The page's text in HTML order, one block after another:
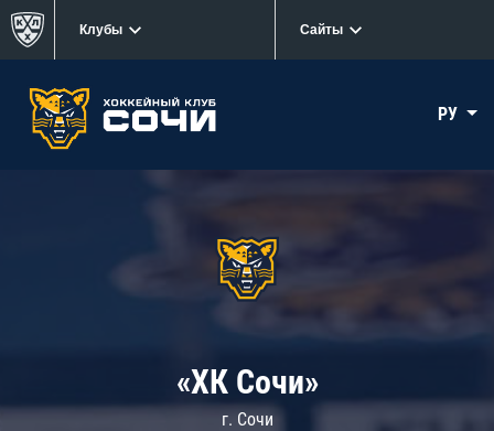
Клубы Сайты
РУ
«ХК Сочи»
г. Сочи